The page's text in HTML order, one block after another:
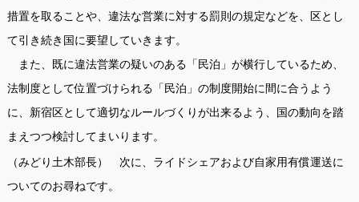
措置を取ることや、違法な営業に対する罰則の規定などを、区とし
て引き続き国に要望していきます。
また、既に違法営業の疑いのある「民泊」が横行しているため、
法制度として位置づけられる「民泊」の制度開始に間に合うよう
に、新宿区として適切なルールづくりが出来るよう、国の動向を踏
まえつつ検討してまいります。
（みどり土木部長） 次に、ライドシェアおよび自家用有償運送に
ついてのお尋ねです。